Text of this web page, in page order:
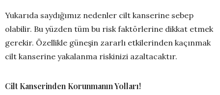
Yukarıda saydığımız nedenler cilt kanserine sebep
olabilir. Bu yüzden tüm bu risk faktörlerine dikkat etmek
gerekir. Özellikle güneşin zararlı etkilerinden kaçınmak
cilt kanserine yakalanma riskinizi azaltacaktır.
Cilt Kanserinden Korunmanın Yolları!